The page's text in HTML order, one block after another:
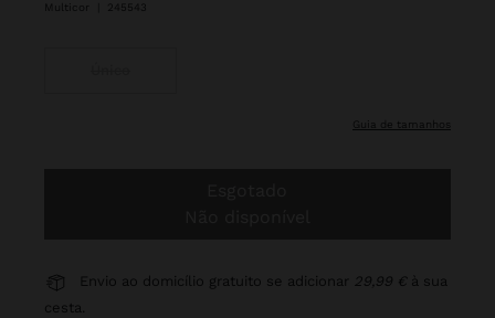
Multicor 245543
guia de tamanhos
Envio ao domicílio gratuito se adicionar 29,99 € à sua
cesta.